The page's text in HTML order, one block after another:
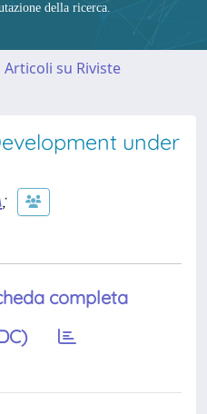
della ricerca.
Articoli su Riviste
under
;
completa